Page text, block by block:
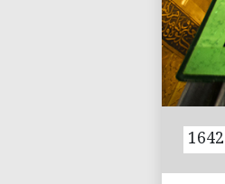
1642